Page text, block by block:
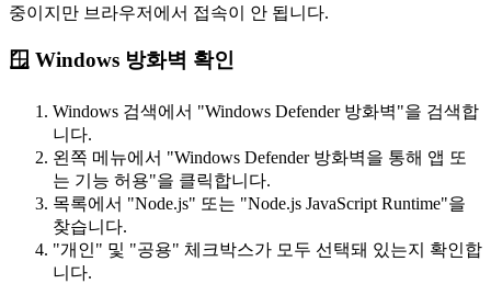
중이지만 브라우저에서 접속이 안 됩니다.
🪟 Windows 방화벽 확인
Windows 검색에서 "Windows Defender 방화벽"을 검색합
니다.
왼쪽 메뉴에서 "Windows Defender 방화벽을 통해 앱 또
는 기능 허용"을 클릭합니다.
목록에서 "Node.js" 또는 "Node.js JavaScript Runtime"을
찾습니다.
"개인" 및 "공용" 체크박스가 모두 선택돼 있는지 확인합
니다.